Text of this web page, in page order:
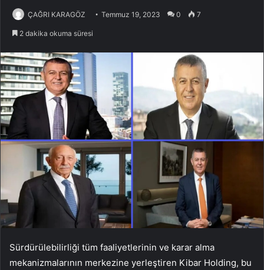
ÇAĞRI KARAGÖZ Temmuz 19, 2023 0 7
2 dakika okuma süresi
Sürdürülebilirliği tüm faaliyetlerinin ve karar alma
mekanizmalarının merkezine yerleştiren Kibar Holding, bu